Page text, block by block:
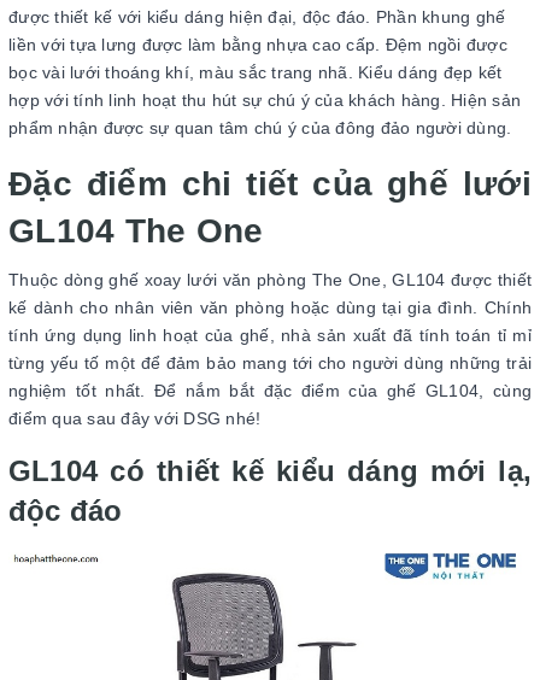
được thiết kế với kiểu dáng hiện đại, độc đáo. Phần khung ghế
liền với tựa lưng được làm bằng nhựa cao cấp. Đệm ngồi được
bọc vài lưới thoáng khí, màu sắc trang nhã. Kiểu dáng đẹp kết
hợp với tính linh hoạt thu hút sự chú ý của khách hàng. Hiện sản
phẩm nhận được sự quan tâm chú ý của đông đảo người dùng.
Đặc điểm chi tiết của ghế lưới
GL104 The One
Thuộc dòng ghế xoay lưới văn phòng The One, GL104 được thiết
kế dành cho nhân viên văn phòng hoặc dùng tại gia đình. Chính
tính ứng dụng linh hoạt của ghế, nhà sản xuất đã tính toán tỉ mỉ
từng yếu tố một để đảm bảo mang tới cho người dùng những trải
nghiệm tốt nhất. Để nắm bắt đặc điểm của ghế GL104, cùng
điểm qua sau đây với DSG nhé!
GL104 có thiết kế kiểu dáng mới lạ,
độc đáo